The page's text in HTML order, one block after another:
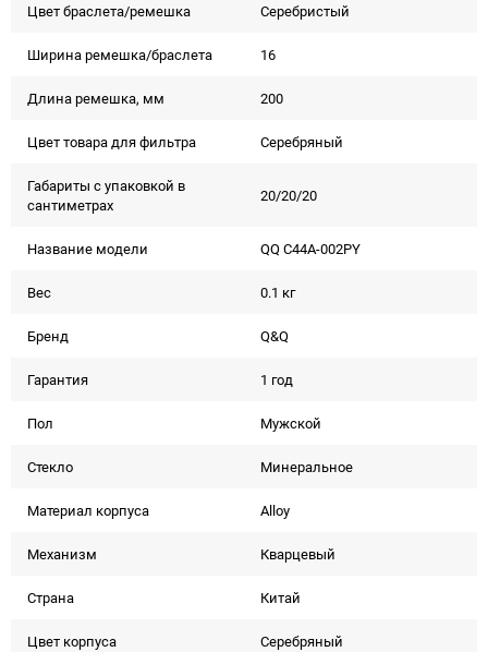
Цвет браслета/ремешка Серебристый
Ширина ремешка/браслета 16
Длина ремешка, мм 200
Цвет товара для фильтра Серебряный
Габариты с упаковкой в
сантиметрах
20/20/20
Название модели QQ C44A-002PY
Вес 0.1 кг
Бренд Q&Q
Гарантия 1 год
Пол Мужской
Стекло Минеральное
Материал корпуса Alloy
Механизм Кварцевый
Страна Китай
Цвет корпуса Серебряный